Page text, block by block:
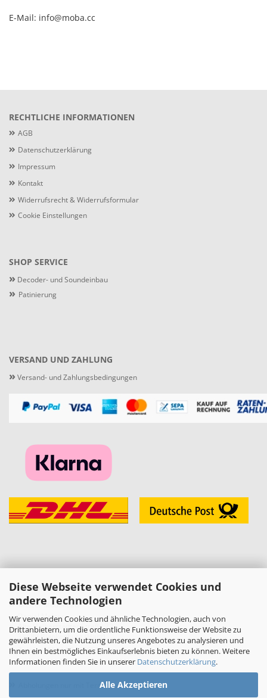
Diese Webseite verwendet Cookies und
andere Technologien
Wir verwenden Cookies und ähnliche Technologien, auch von
Drittanbietern, um die ordentliche Funktionsweise der Website zu
gewährleisten, die Nutzung unseres Angebotes zu analysieren und
Ihnen ein bestmögliches Einkaufserlebnis bieten zu können. Weitere
Informationen finden Sie in unserer Datenschutzerklärung.
Alle Akzeptieren
E-Mail: info@moba.cc
RECHTLICHE INFORMATIONEN
AGB
Datenschutzerklärung
Impressum
Kontakt
Widerrufsrecht & Widerrufsformular
Cookie Einstellungen
SHOP SERVICE
» Decoder- und Soundeinbau
» Patinierung
VERSAND UND ZAHLUNG
» Versand- und Zahlungsbedingungen
KONTAKT
» Melzer Modellbau
Daniel Melzer
Alte Halberstädter Straße 22
38889 Blankenburg (Harz)
» Telefon: 03944-3665950
E-Mail:shop[at]melzer-modellbau.de
Abholungen nur mit Terminvereinbarung!